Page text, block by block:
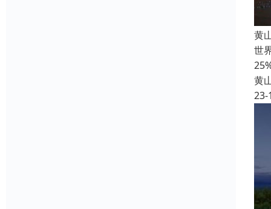
黄
世
黄
23-